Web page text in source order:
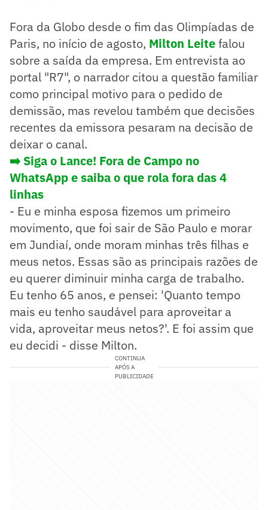
Fora da Globo desde o fim das Olimpíadas de
Paris, no início de agosto, Milton Leitefalou
sobre a saída da empresa. Em entrevista ao
portal "R7", o narrador citou a questão familiar
como principal motivo para o pedido de
demissão, mas revelou também que decisões
recentes da emissora pesaram na decisão de
deixar o canal.
➡️ Siga o Lance! Fora de Campo no
WhatsApp e saiba o que rola fora das 4
linhas
- Eu e minha esposa fizemos um primeiro
movimento, que foi sair de São Paulo e morar
em Jundiaí, onde moram minhas três filhas e
meus netos. Essas são as principais razões de
eu querer diminuir minha carga de trabalho.
Eu tenho 65 anos, e pensei: 'Quanto tempo
mais eu tenho saudável para aproveitar a
vida, aproveitar meus netos?'. E foi assim que
eu decidi - disse Milton.
CONTINUA
APÓS A
PUBLICIDADE